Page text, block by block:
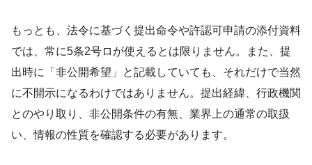
もっとも、法令に基づく提出命令や許認可申請の添付資料
では、常に5条2号ロが使えるとは限りません。また、提
出時に「非公開希望」と記載していても、それだけで当然
に不開示になるわけではありません。提出経緯、行政機関
とのやり取り、非公開条件の有無、業界上の通常の取扱
い、情報の性質を確認する必要があります。